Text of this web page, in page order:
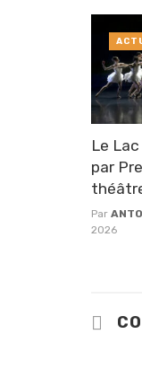
Le
par
Par
2026